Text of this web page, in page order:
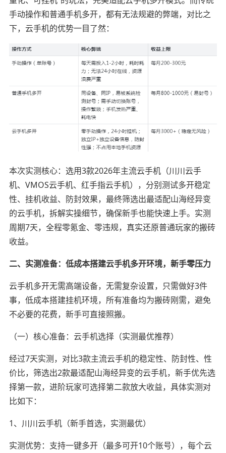
手动操作和普通手机多开，都有无法规避的弊端，对比之
下，云手机的优势一目了然：
本次实测核心：选用3款2026年主流云手机（川川云手
机、VMOS云手机、红手指云手机），分别测试多开稳定
性、挂机收益、防封效果，最终筛选出最适配山海经异变
的云手机，拆解实操细节，确保新手也能快速上手。实测
周期7天，全程零氪金、零违规，真实还原普通玩家的搬砖
收益。
二、实测准备：低成本搭建云手机多开环境，新手零压力
云手机多开无需高端设备，无需复杂设置，只需做好3件
事，低成本搭建挂机环境，所有准备均为搬砖刚需，避免
不必要的花费，新手可直接照搬。
（一）核心准备：云手机选择（实测最优推荐）
经过7天实测，对比3款主流云手机的稳定性、防封性、性
价比，筛选出2款最适配山海经异变的云手机，新手优先选
择第一款，进阶玩家可选择第二款放大收益，具体实测对
比如下：
1、川川云手机（新手首选，实测最优）
实测优势：支持一键多开（最多可开10个账号），每个云